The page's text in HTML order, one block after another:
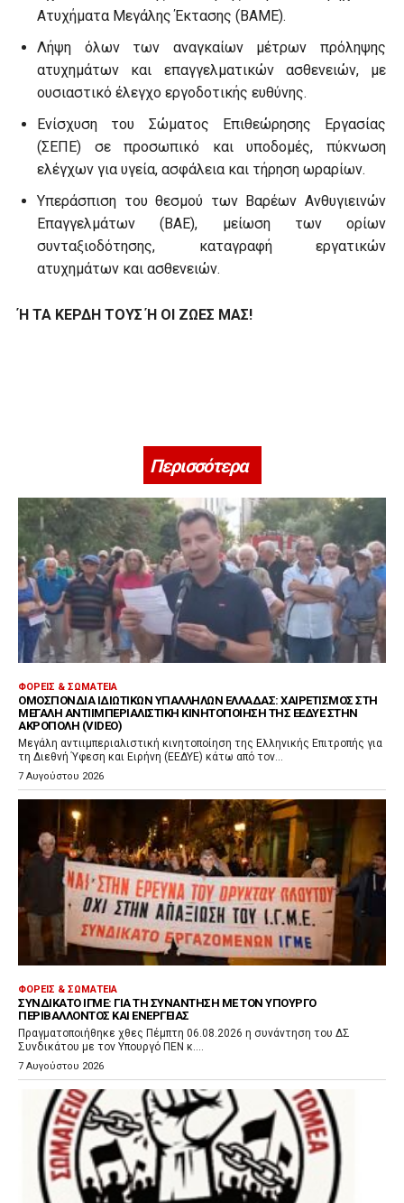
Ατυχήματα Μεγάλης Έκτασης (ΒΑΜΕ).
Λήψη όλων των αναγκαίων μέτρων πρόληψης
ατυχημάτων και επαγγελματικών ασθενειών, με
ουσιαστικό έλεγχο εργοδοτικής ευθύνης.
Ενίσχυση του Σώματος Επιθεώρησης Εργασίας
(ΣΕΠΕ) σε προσωπικό και υποδομές, πύκνωση
ελέγχων για υγεία, ασφάλεια και τήρηση ωραρίων.
Υπεράσπιση του θεσμού των Βαρέων Ανθυγιεινών
Επαγγελμάτων (ΒΑΕ), μείωση των ορίων
συνταξιοδότησης, καταγραφή εργατικών
ατυχημάτων και ασθενειών.
Ή ΤΑ ΚΕΡΔΗ ΤΟΥΣ Ή ΟΙ ΖΩΕΣ ΜΑΣ!
Περισσότερα
ΦΟΡΕΊΣ & ΣΩΜΑΤΕΊΑ
ΟΜΟΣΠΟΝΔΊΑ ΙΔΙΩΤΙΚΏΝ ΥΠΑΛΛΉΛΩΝ ΕΛΛΆΔΑΣ: ΧΑΙΡΕΤΙΣΜΌΣ ΣΤΗ
ΜΕΓΆΛΗ ΑΝΤΙΙΜΠΕΡΙΑΛΙΣΤΙΚΉ ΚΙΝΗΤΟΠΟΊΗΣΗ ΤΗΣ ΕΕΔΥΕ ΣΤΗΝ
ΑΚΡΌΠΟΛΗ (VIDEO)
Μεγάλη αντιιμπεριαλιστική κινητοποίηση της Ελληνικής Επιτροπής για
τη Διεθνή Ύφεση και Ειρήνη (ΕΕΔΥΕ) κάτω από τον...
7 Αυγούστου 2026
ΦΟΡΕΊΣ & ΣΩΜΑΤΕΊΑ
ΣΥΝΔΙΚΆΤΟ ΙΓΜΕ: ΓΙΑ ΤΗ ΣΥΝΆΝΤΗΣΗ ΜΕ ΤΟΝ ΥΠΟΥΡΓΌ
ΠΕΡΙΒΆΛΛΟΝΤΟΣ ΚΑΙ ΕΝΈΡΓΕΙΑΣ
Πραγματοποιήθηκε χθες Πέμπτη 06.08.2026 η συνάντηση του ΔΣ
Συνδικάτου με τον Υπουργό ΠΕΝ κ....
7 Αυγούστου 2026